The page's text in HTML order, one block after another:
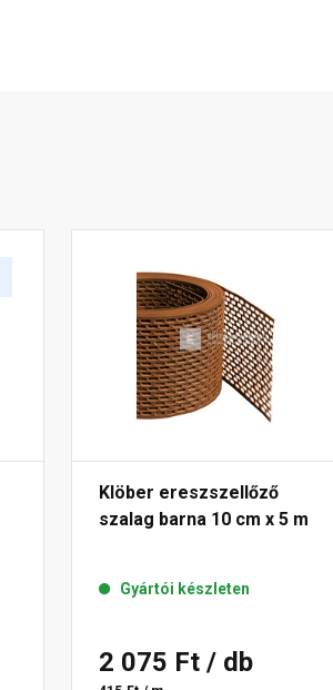
Klöber ereszszellőző
szalag barna 10 cm x 5 m
Gyártói készleten
2 075 Ft / db